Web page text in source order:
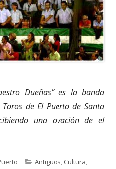
Dueñas” es la banda
de El Puerto de Santa
una ovación de el
Categorías
Antiguos, Cultura,